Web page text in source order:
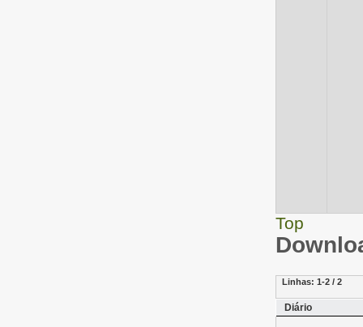
Top
Linhas: 1-2 / 2
Diário